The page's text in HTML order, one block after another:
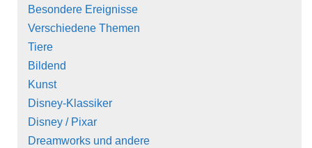
Besondere Ereignisse
Verschiedene Themen
Tiere
Bildend
Kunst
Disney-Klassiker
Disney / Pixar
Dreamworks und andere